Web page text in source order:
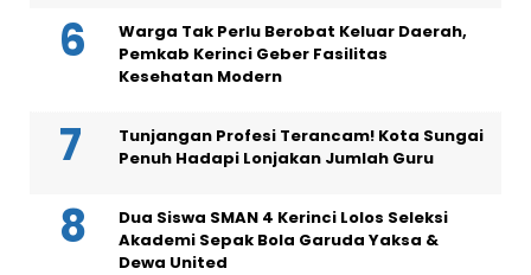
Warga Tak Perlu Berobat Keluar Daerah,
Pemkab Kerinci Geber Fasilitas
Kesehatan Modern
Tunjangan Profesi Terancam! Kota Sungai
Penuh Hadapi Lonjakan Jumlah Guru
Dua Siswa SMAN 4 Kerinci Lolos Seleksi
Akademi Sepak Bola Garuda Yaksa &
Dewa United